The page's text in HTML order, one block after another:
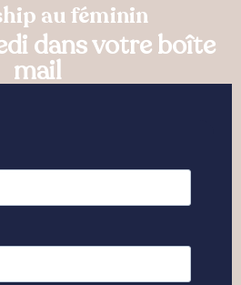
au féminin
dans votre boîte
mail